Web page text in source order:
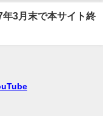
3月末で本サイト終